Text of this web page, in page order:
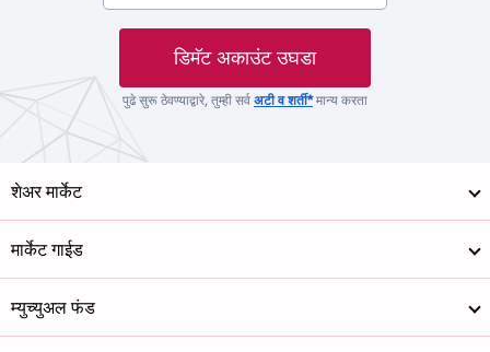
डिमॅट अकाउंट उघडा
पुढे सुरू ठेवण्याद्वारे, तुम्ही सर्व अटी व शर्ती*मान्य करता
शेअर मार्केट
मार्केट गाईड
म्युच्युअल फंड